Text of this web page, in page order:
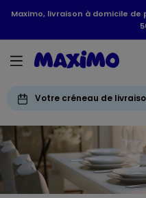
Maximo, livraison à domicile
Votre créneau de